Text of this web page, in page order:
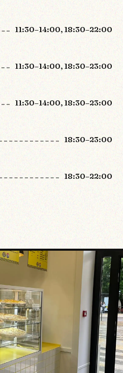
11:30–14:00, 18:30–22:00
11:30–14:00, 18:30–23:00
11:30–14:00, 18:30–23:00
18:30–23:00
18:30–22:00